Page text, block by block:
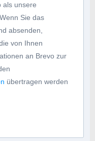
als unsere
Sie das
absenden,
von Ihnen
an Brevo zur
übertragen werden